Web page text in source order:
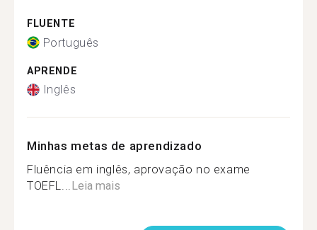
FLUENTE
Português
APRENDE
Inglês
Minhas metas de aprendizado
Fluência em inglês, aprovação no exame
TOEFL...Leia mais